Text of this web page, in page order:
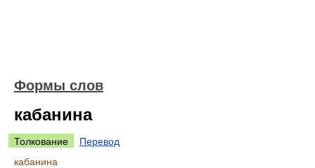
Формы слов
кабанина
Толкование
Перевод
кабанина